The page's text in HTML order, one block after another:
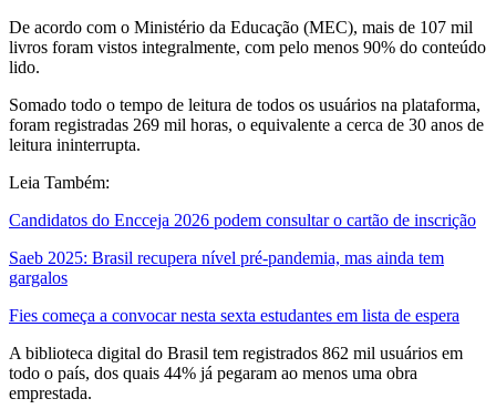
De acordo com o Ministério da Educação (MEC), mais de 107 mil
livros foram vistos integralmente, com pelo menos 90% do conteúdo
lido.
Somado todo o tempo de leitura de todos os usuários na plataforma,
foram registradas 269 mil horas, o equivalente a cerca de 30 anos de
leitura ininterrupta.
Leia Também:
Candidatos do Encceja 2026 podem consultar o cartão de inscrição
Saeb 2025: Brasil recupera nível pré-pandemia, mas ainda tem
gargalos
Fies começa a convocar nesta sexta estudantes em lista de espera
A biblioteca digital do Brasil tem registrados 862 mil usuários em
todo o país, dos quais 44% já pegaram ao menos uma obra
emprestada.